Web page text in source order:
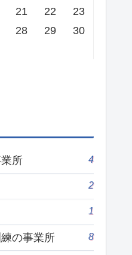
21 22
23
28 29
30
所 4
2
1
の事業所 8